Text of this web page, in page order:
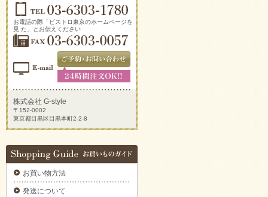
2025/09/29
新鮮トマトのカプレーゼをご注文いただきま
した。
2025/09/29
炙りサーモンのカルパッチョをご注文いただ
きました。
ラグジュアリーパーティプレートをご注文い
2025/09/29
デラックスミートプレートをご注文いただき
ました。
2025/09/29
お電話の際「ビストロ東京のホームページを
見 た」とお伝えください
株式会社 G-style
〒152-0002
東京都目黒区目黒本町2-2-8
お買い物方法
発送について